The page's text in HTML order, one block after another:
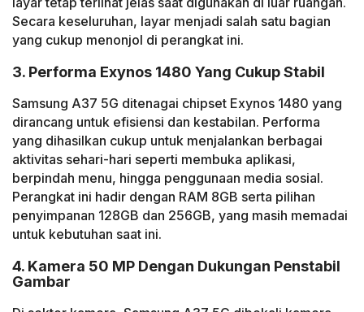
Secara keseluruhan, layar menjadi salah satu bagian
yang cukup menonjol di perangkat ini.
3. Performa Exynos 1480 Yang Cukup Stabil
Samsung A37 5G ditenagai chipset Exynos 1480 yang
dirancang untuk efisiensi dan kestabilan. Performa
yang dihasilkan cukup untuk menjalankan berbagai
aktivitas sehari-hari seperti membuka aplikasi,
berpindah menu, hingga penggunaan media sosial.
Perangkat ini hadir dengan RAM 8GB serta pilihan
penyimpanan 128GB dan 256GB, yang masih memadai
untuk kebutuhan saat ini.
4. Kamera 50 MP Dengan Dukungan Penstabil
Gambar